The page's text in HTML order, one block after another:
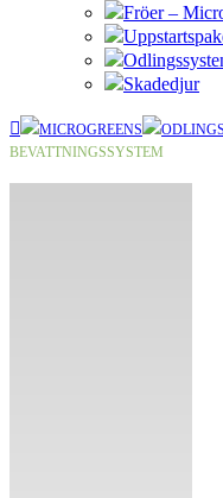
Fröer –
Skadedjur
MICROGREENS
BEVATTNINGSSYSTEM